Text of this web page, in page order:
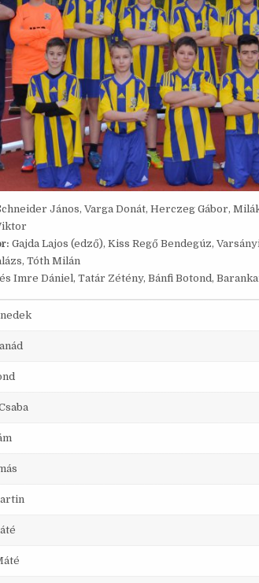
János, Varga Donát, Herczeg Gábor,
Gajda Lajos (edző), Kiss Regő Bendegúz,
Tóth Milán
Imre Dániel, Tatár Zétény, Bánfi Botond,